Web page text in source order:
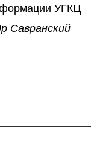
УГКЦ
Савранский